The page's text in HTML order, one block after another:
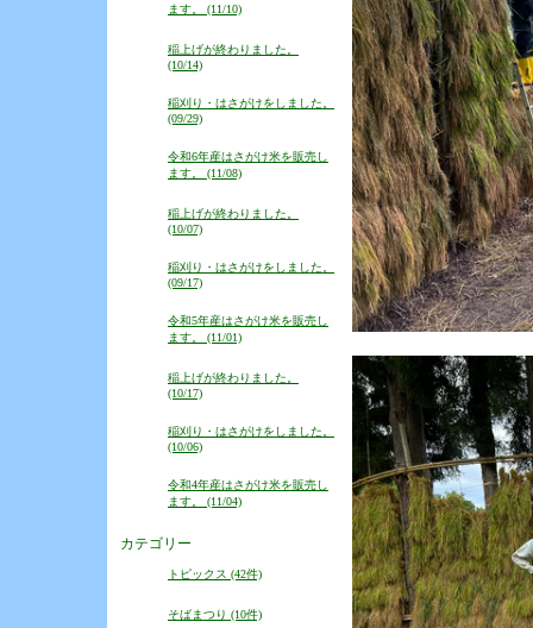
ます。 (11/10)
稲上げが終わりました。
(10/14)
稲刈り・はさがけをしました。
(09/29)
令和6年産はさがけ米を販売し
ます。 (11/08)
稲上げが終わりました。
(10/07)
稲刈り・はさがけをしました。
(09/17)
令和5年産はさがけ米を販売し
ます。 (11/01)
稲上げが終わりました。
(10/17)
稲刈り・はさがけをしました。
(10/06)
令和4年産はさがけ米を販売し
ます。 (11/04)
カテゴリー
トピックス (42件)
そばまつり (10件)